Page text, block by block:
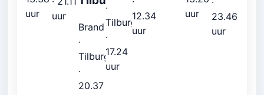
uur
uur
Brand
·
Tilburg
·
20.37
·
Tilburg
·
17.24
uur
12.34
uur
uur
23.46
uur